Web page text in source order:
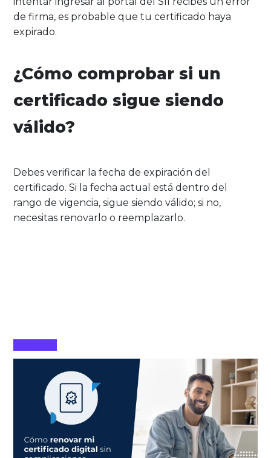
de firma, es probable que tu certificado haya
expirado.
¿Cómo comprobar si un
certificado sigue siendo
válido?
Debes verificar la fecha de expiración del
certificado. Si la fecha actual está dentro del
rango de vigencia, sigue siendo válido; si no,
necesitas renovarlo o reemplazarlo.